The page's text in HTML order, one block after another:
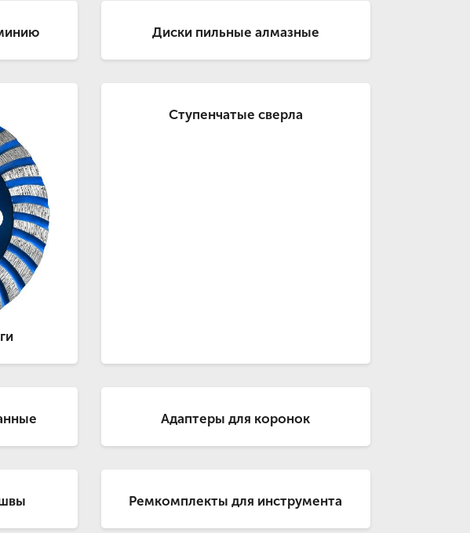
Диски пильные алмазные
Ступенчатые сверла
Адаптеры для коронок
Ремкомплекты для инструмента